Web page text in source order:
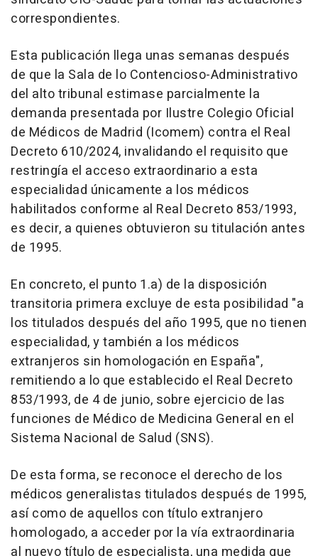
correspondientes.
Esta publicación llega unas semanas después
de que la Sala de lo Contencioso-Administrativo
del alto tribunal estimase parcialmente la
demanda presentada por Ilustre Colegio Oficial
de Médicos de Madrid (Icomem) contra el Real
Decreto 610/2024, invalidando el requisito que
restringía el acceso extraordinario a esta
especialidad únicamente a los médicos
habilitados conforme al Real Decreto 853/1993,
es decir, a quienes obtuvieron su titulación antes
de 1995.
En concreto, el punto 1.a) de la disposición
transitoria primera excluye de esta posibilidad "a
los titulados después del año 1995, que no tienen
especialidad, y también a los médicos
extranjeros sin homologación en España",
remitiendo a lo que establecido el Real Decreto
853/1993, de 4 de junio, sobre ejercicio de las
funciones de Médico de Medicina General en el
Sistema Nacional de Salud (SNS).
De esta forma, se reconoce el derecho de los
médicos generalistas titulados después de 1995,
así como de aquellos con título extranjero
homologado, a acceder por la vía extraordinaria